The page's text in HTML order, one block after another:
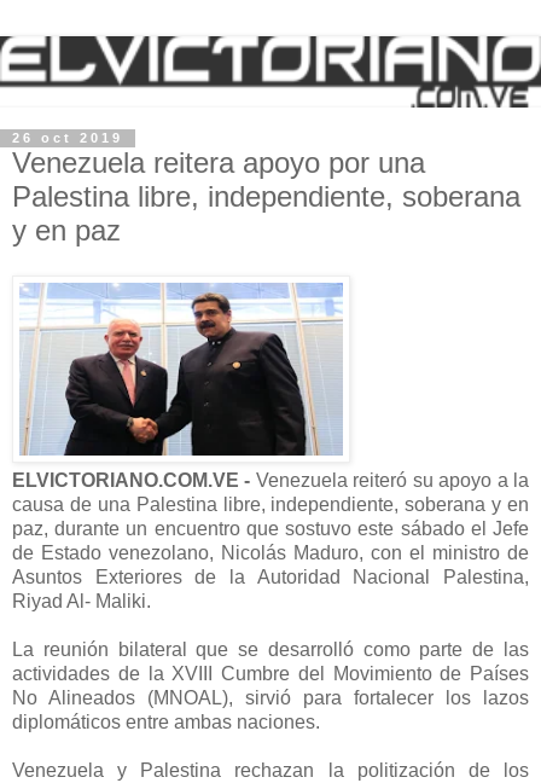
26 oct 2019
Venezuela reitera apoyo por una
Palestina libre, independiente, soberana
y en paz
ELVICTORIANO.COM.VE - Venezuela reiteró su apoyo a la
causa de una Palestina libre, independiente, soberana y en
paz, durante un encuentro que sostuvo este sábado el Jefe
de Estado venezolano, Nicolás Maduro, con el ministro de
Asuntos Exteriores de la Autoridad Nacional Palestina,
Riyad Al- Maliki.
La reunión bilateral que se desarrolló como parte de las
actividades de la XVIII Cumbre del Movimiento de Países
No Alineados (MNOAL), sirvió para fortalecer los lazos
diplomáticos entre ambas naciones.
Venezuela y Palestina rechazan la politización de los